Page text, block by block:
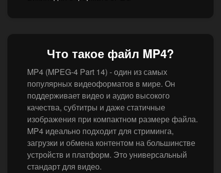
Что такое файл MP4?
MP4 (MPEG-4 Part 14) - один из самых
популярных видеоформатов в мире. Он
поддерживает видео и аудио высокого
качества, субтитры и даже статичные
изображения при компактном размере файла.
MP4 идеально подходит для стриминга,
загрузки и обмена контентом на большинстве
устройств и платформ. Это универсальный
стандарт для видео.